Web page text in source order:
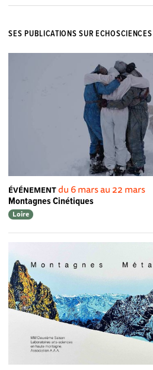
SES PUBLICATIONS SUR ECHOSCIENCES
ÉVÉNEMENTdu 6 mars au 22 mars
Montagnes Cinétiques
Loire